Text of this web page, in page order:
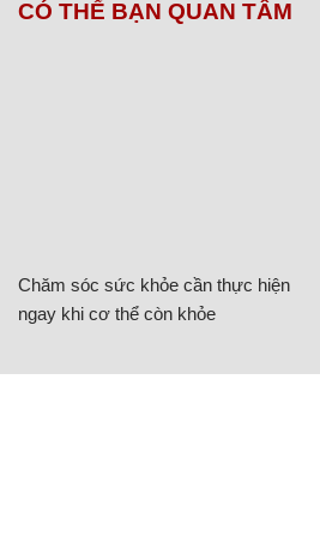
CÓ THỂ BẠN QUAN TÂM
Chăm sóc sức khỏe cần thực hiện
ngay khi cơ thể còn khỏe